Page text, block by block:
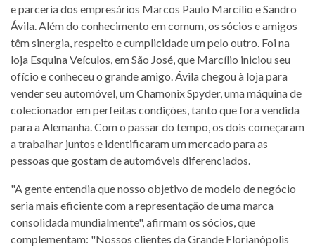
e parceria dos empresários Marcos Paulo Marcílio e Sandro
Ávila. Além do conhecimento em comum, os sócios e amigos
têm sinergia, respeito e cumplicidade um pelo outro. Foi na
loja Esquina Veículos, em São José, que Marcílio iniciou seu
ofício e conheceu o grande amigo. Ávila chegou à loja para
vender seu automóvel, um Chamonix Spyder, uma máquina de
colecionador em perfeitas condições, tanto que fora vendida
para a Alemanha. Com o passar do tempo, os dois começaram
a trabalhar juntos e identificaram um mercado para as
pessoas que gostam de automóveis diferenciados.
"A gente entendia que nosso objetivo de modelo de negócio
seria mais eficiente com a representação de uma marca
consolidada mundialmente", afirmam os sócios, que
complementam: "Nossos clientes da Grande Florianópolis